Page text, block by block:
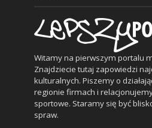
Witamy na pierwszym portalu
Znajdziecie tutaj zapowiedzi
kulturalnych. Piszemy o
regionie firmach i
sportowe. Staramy się być
spraw.